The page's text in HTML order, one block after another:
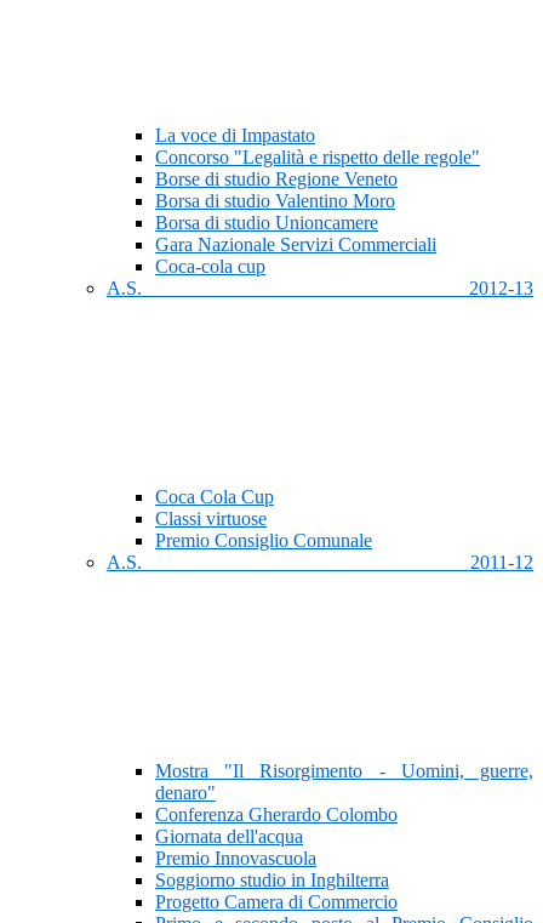
La voce di Impastato
Concorso "Legalità e rispetto delle regole"
Borse di studio Regione Veneto
Borsa di studio Valentino Moro
Borsa di studio Unioncamere
Gara Nazionale Servizi Commerciali
Coca-cola cup
A.S. 2012-13
Coca Cola Cup
Classi virtuose
Premio Consiglio Comunale
A.S. 2011-12
Mostra "Il Risorgimento - Uomini, guerre,
denaro"
Conferenza Gherardo Colombo
Giornata dell'acqua
Premio Innovascuola
Soggiorno studio in Inghilterra
Progetto Camera di Commercio